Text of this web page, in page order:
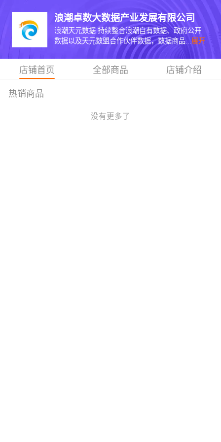
浪潮卓数大数据产业发展有限公司
浪潮天元数据 持续整合浪潮自有数据、政府公开
数据以及天元数盟合作伙伴数据，数据商品... 展开
店铺首页 全部商品 店铺介绍
热销商品
没有更多了